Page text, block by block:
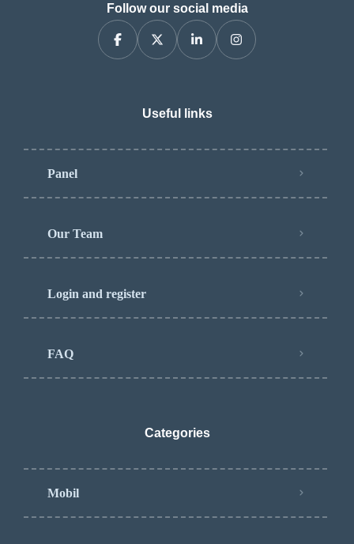
Follow our social media
Useful links
Panel
Our Team
Login and register
FAQ
Categories
Mobil